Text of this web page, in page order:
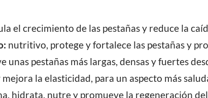
el crecimiento de las pestañas y reduce la
nutritivo, protege y fortalece las pestañas y
unas pestañas más largas, densas y fuertes
la elasticidad, para un aspecto más
hidrata, nutre y promueve la regeneración del